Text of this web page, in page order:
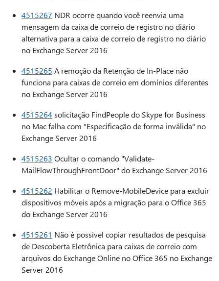
4515267 NDR ocorre quando você reenvia uma
mensagem da caixa de correio de registro no diário
alternativa para a caixa de correio de registro no diário
no Exchange Server 2016
4515265 A remoção da Retenção de In-Place não
funciona para caixas de correio em domínios diferentes
no Exchange Server 2016
4515264 solicitação FindPeople do Skype for Business
no Mac falha com "Especificação de forma inválida" no
Exchange Server 2016
4515263 Ocultar o comando "Validate-
MailFlowThroughFrontDoor" do Exchange Server 2016
4515262 Habilitar o Remove-MobileDevice para excluir
dispositivos móveis após a migração para o Office 365
do Exchange Server 2016
4515261 Não é possível copiar resultados de pesquisa
de Descoberta Eletrônica para caixas de correio com
arquivos do Exchange Online no Office 365 no Exchange
Server 2016